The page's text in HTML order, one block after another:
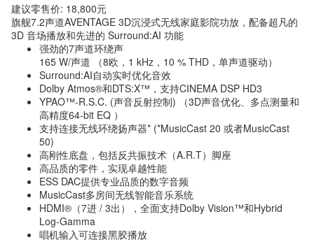
建议零售价: 18,800元
旗舰7.2声道AVENTAGE 3D沉浸式无线家庭影院功放，配备超凡的
3D 音场播放和先进的 Surround:AI 功能
强劲的7声道环绕声
165 W/声道 （8欧，1 kHz，10 % THD，单声道驱动）
Surround:AI自动实时优化音效
Dolby Atmos®和DTS:X™，支持CINEMA DSP HD3
YPAO™-R.S.C. (声音反射控制) （3D声音优化、多点测量和
高精度64-bit EQ ）
支持连接无线环绕扬声器* (*MusicCast 20 或者MusicCast
50)
高刚性底盘，包括反共振技术（A.R.T）脚座
高品质的零件，实现卓越性能
ESS DAC提供专业品质的数字音频
MusicCast多房间无线智能音乐系统
HDMI®（7进 / 3出），全面支持Dolby Vision™和Hybrid
Log-Gamma
唱机输入可连接黑胶播放